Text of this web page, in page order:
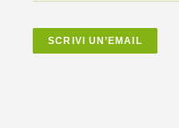
SCRIVI UN’EMAIL